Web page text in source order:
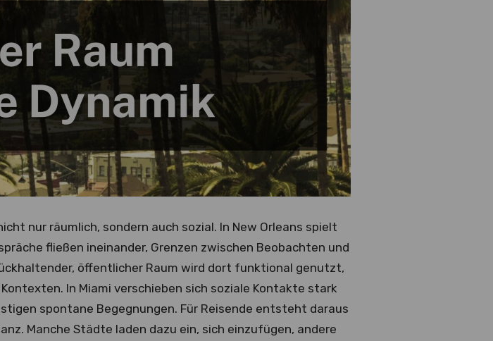
nur räumlich, sondern auch sozial. In New Orleans spielt
fließen ineinander, Grenzen zwischen Beobachten und
öffentlicher Raum wird dort funktional genutzt,
In Miami verschieben sich soziale Kontakte stark
spontane Begegnungen. Für Reisende entsteht daraus
Manche Städte laden dazu ein, sich einzufügen, andere